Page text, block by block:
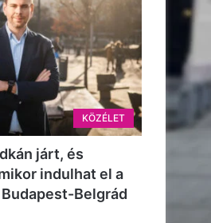
KÖZÉLET
járt, és
indulhat el a
Belgrád